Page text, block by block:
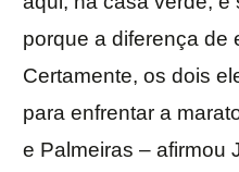
porque a diferença de
Certamente, os dois
para enfrentar a
e Palmeiras – afirmou